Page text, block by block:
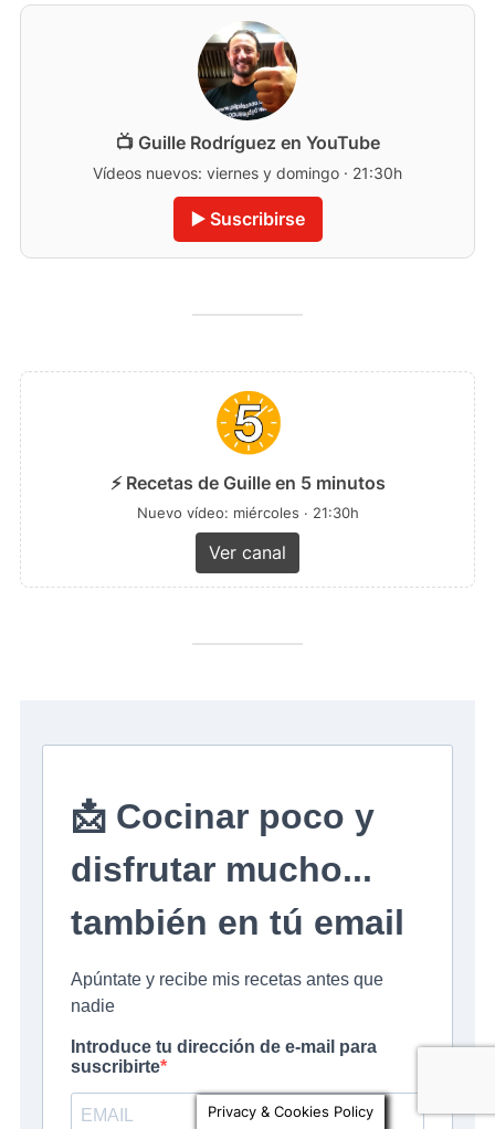
📺 Guille Rodríguez en YouTube
Vídeos nuevos: viernes y domingo · 21:30h
▶️ Suscribirse
⚡ Recetas de Guille en 5 minutos
Nuevo vídeo: miércoles · 21:30h
Ver canal
Privacy & Cookies Policy